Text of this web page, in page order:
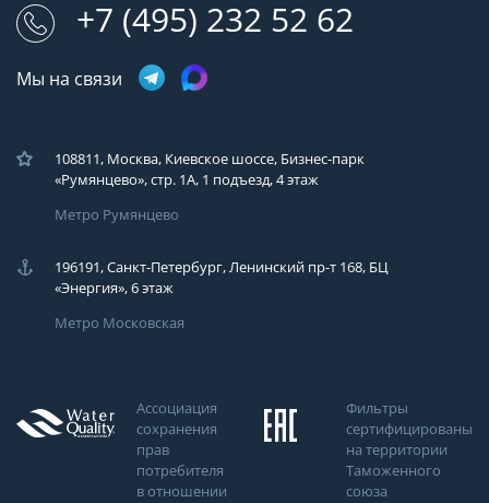
+7 (495) 232 52 62
Мы на связи
108811, Москва, Киевское шоссе, Бизнес-парк
«Румянцево», стр. 1А, 1 подъезд, 4 этаж
Метро Румянцево
196191, Санкт-Петербург, Ленинский пр-т 168, БЦ
«Энергия», 6 этаж
Метро Московская
Ассоциация
сохранения
прав
потребителя
в отношении
Фильтры
сертифицированы
на территории
Таможенного
союза